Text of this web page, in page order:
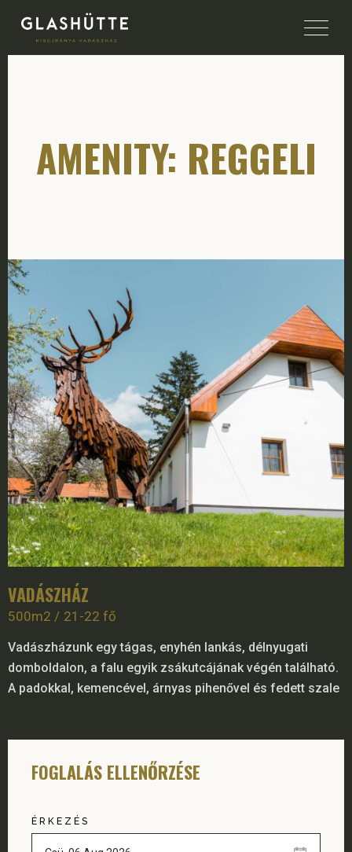
AMENITY: REGGELI
VADÁSZHÁZ
500m2 21-22 fő
Vadászházunk egy tágas, enyhén lankás, délnyugati
domboldalon, a falu egyik zsákutcájának végén található.
A padokkal, kemencével, árnyas pihenővel és fedett szale
FOGLALÁS ELLENŐRZÉSE
ÉRKEZÉS